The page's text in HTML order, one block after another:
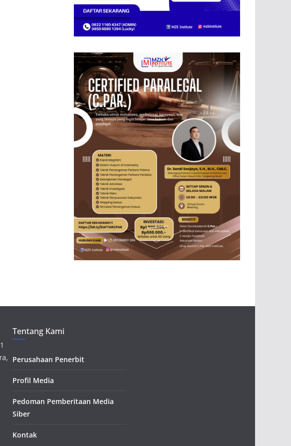
Tentang Kami
Perusahaan Penerbit
Profil Media
Pedoman Pemberitaan Media
Siber
Kontak